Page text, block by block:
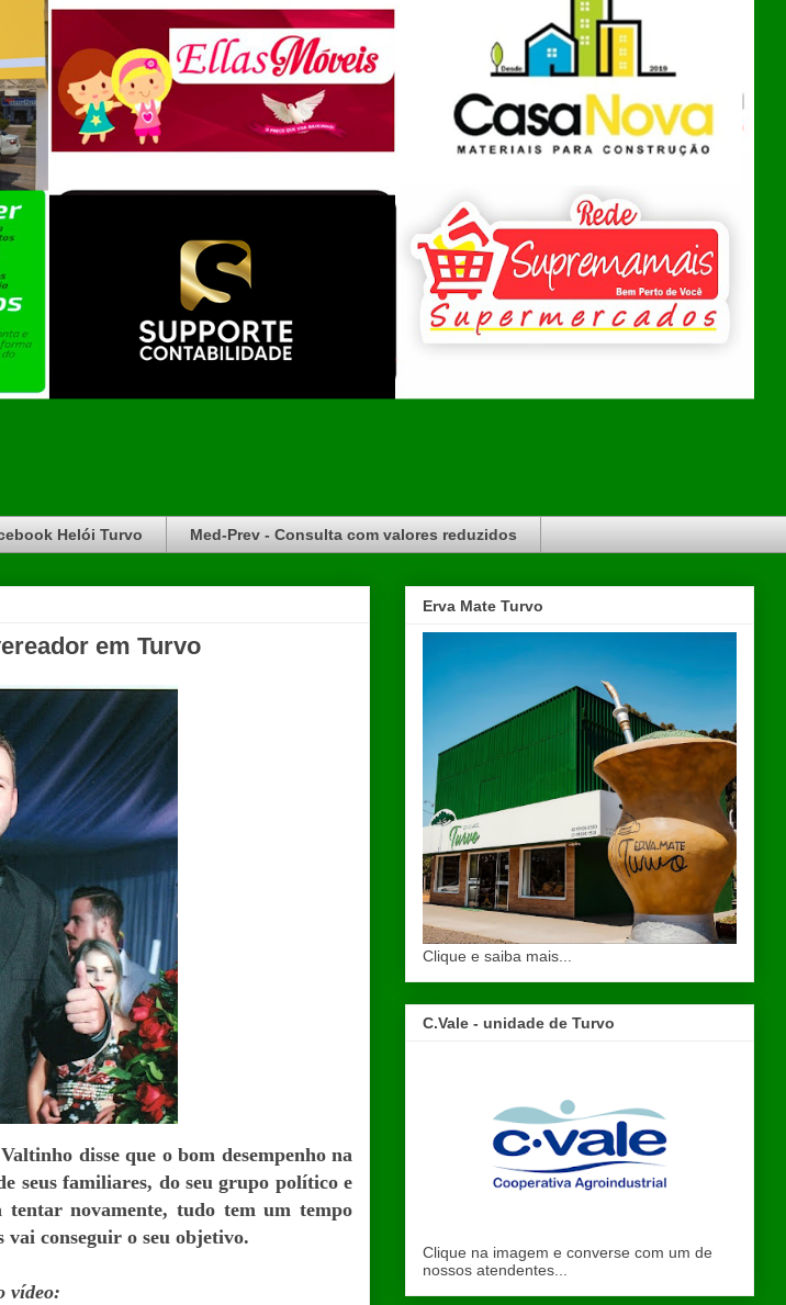
Helói Turvo Med-Prev - Consulta com valores reduzidos
em Turvo
disse que o bom desempenho na
seus familiares, do seu grupo político e
tentar novamente, tudo tem um tempo
vai conseguir o seu objetivo.
vídeo:
Erva Mate Turvo
Clique e saiba mais...
C.Vale - unidade de Turvo
Clique na imagem e converse com um de
nossos atendentes...